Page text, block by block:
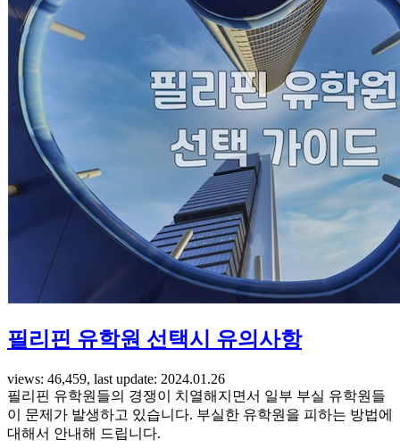
필리핀 유학원 선택시 유의사항
views: 46,459, last update: 2024.01.26
필리핀 유학원들의 경쟁이 치열해지면서 일부 부실 유학원들
이 문제가 발생하고 있습니다. 부실한 유학원을 피하는 방법에
대해서 안내해 드립니다.